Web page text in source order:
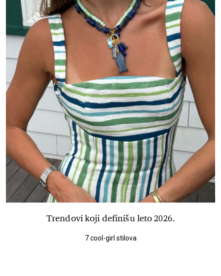
Trendovi koji definišu leto 2026.
7 cool-girl stilova